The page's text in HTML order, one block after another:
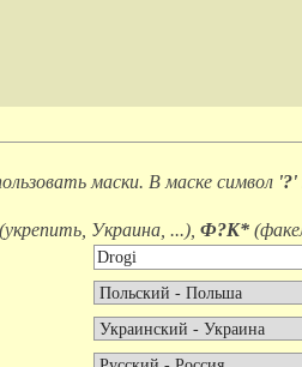
маски. В маске символ '?'
(укрепить, Украина, ...), Ф?К* (